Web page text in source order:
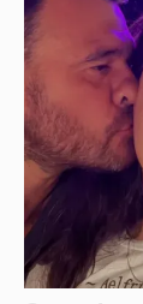
Эмин
время с